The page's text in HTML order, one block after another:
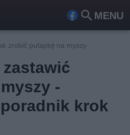
MENU
Fa
ook
Szu
zrobić pułapkę na myszy
-
krok